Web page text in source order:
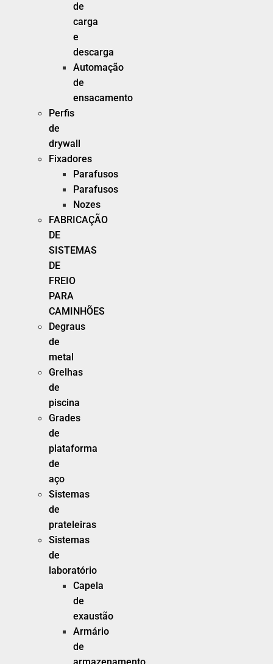
de
carga
e
descarga
Automação
de
ensacamento
Perfis
de
drywall
Fixadores
Parafusos
Parafusos
Nozes
FABRICAÇÃO
DE
SISTEMAS
DE
FREIO
PARA
CAMINHÕES
Degraus
de
metal
Grelhas
de
piscina
Grades
de
plataforma
de
aço
Sistemas
de
prateleiras
Sistemas
de
laboratório
Capela
de
exaustão
Armário
de